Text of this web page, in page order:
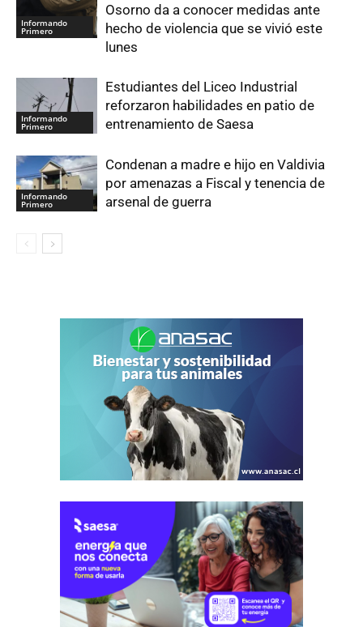
Informando
Primero
Osorno da a conocer medidas ante
hecho de violencia que se vivió este
lunes
Informando
Primero
Estudiantes del Liceo Industrial
reforzaron habilidades en patio de
entrenamiento de Saesa
Informando
Primero
Condenan a madre e hijo en Valdivia
por amenazas a Fiscal y tenencia de
arsenal de guerra